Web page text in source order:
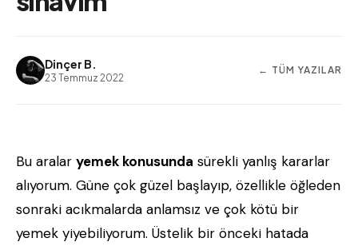
Dinçer B.
23 Temmuz 2022
← TÜM YAZILAR
Bu aralar yemek konusunda sürekli yanlış kararlar
alıyorum. Güne çok güzel başlayıp, özellikle öğleden
sonraki acıkmalarda anlamsız ve çok kötü bir
yemek yiyebiliyorum. Üstelik bir önceki hatada